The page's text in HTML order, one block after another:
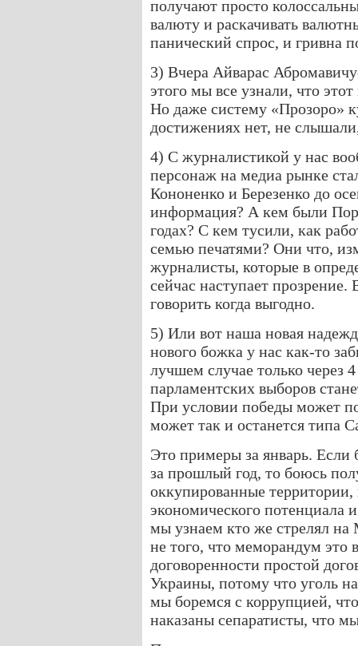
получают просто
валюту и раскачивать
панический спрос, и гривна
3) Вчера Айварас
этого мы все узнали, что
Но даже систему «Прозоро»
достижениях нет, не
4) С журналистикой у нас
персонаж на медиа рынке
Кононенко и Березенко до
информация? А кем были
годах? С кем тусили, как
семью печатями? Они что,
журналисты, которые в
сейчас наступает
говорить когда выгодно.
5) Или вот наша новая
нового божка у нас как-то
лучшем случае только через
парламентских выборов
При условии победы может
может так и останется типа
Это примеры за январь. Если
за прошлый год, то боюсь
оккупированные территории,
экономического потенциала
мы узнаем кто же стрелял
не того, что меморандум
договоренности простой
Украины, потому что уголь
мы боремся с коррупцией,
наказаны сепаратисты, что